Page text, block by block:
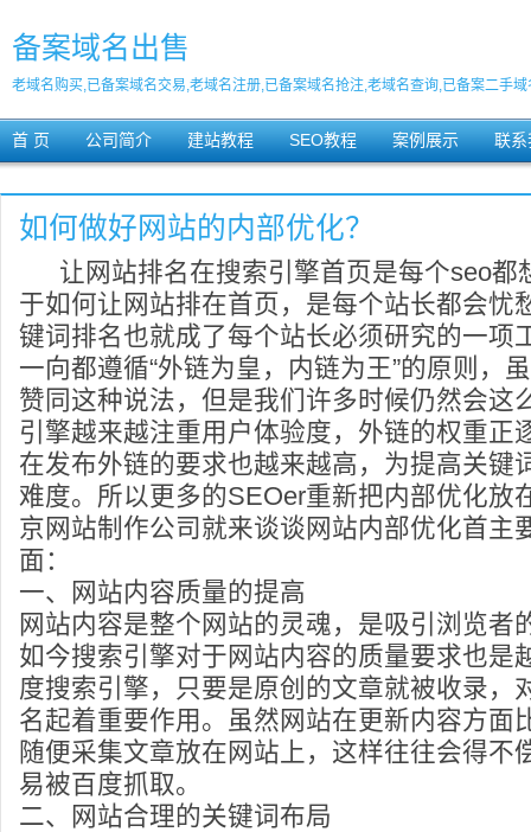
备案域名出售
老域名购买,已备案域名交易,老域名注册,已备案域名抢注,老域名查询,已备案二手
首 页 公司简介 建站教程 SEO教程 案例展示 联系
如何做好网站的内部优化？
让网站排名在搜索引擎首页是每个seo都
于如何让网站排在首页，是每个站长都会忧
键词排名也就成了每个站长必须研究的一项
一向都遵循“外链为皇，内链为王”的原则，
赞同这种说法，但是我们许多时候仍然会这
引擎越来越注重用户体验度，外链的权重正
在发布外链的要求也越来越高，为提高关键
难度。所以更多的SEOer重新把内部优化放
京网站制作公司就来谈谈网站内部优化首主
面：
一、网站内容质量的提高
网站内容是整个网站的灵魂，是吸引浏览者
如今搜索引擎对于网站内容的质量要求也是
度搜索引擎，只要是原创的文章就被收录，
名起着重要作用。虽然网站在更新内容方面
随便采集文章放在网站上，这样往往会得不
易被百度抓取。
二、网站合理的关键词布局